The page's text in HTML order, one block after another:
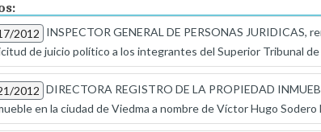
2012 INSPECTOR GENERAL DE PERSONAS
de juicio político a los integrantes del Superior Tribunal
2012 DIRECTORA REGISTRO DE LA PROPIEDAD
en la ciudad de Viedma a nombre de Víctor Hugo Sodero